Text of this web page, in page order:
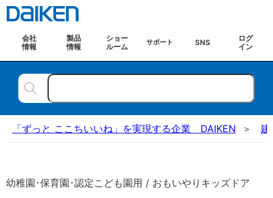
会社
情報
製品
情報
ショー
ルーム
サポート SNS
ログ
イン
「ずっと ここちいいね」を実現する企業 DAIKEN 建
幼稚園･保育園･認定こども園用 / おもいやりキッズドア